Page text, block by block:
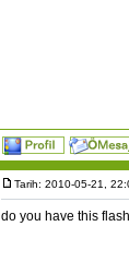
Tarih: 2010-05-21,
do you have this flash